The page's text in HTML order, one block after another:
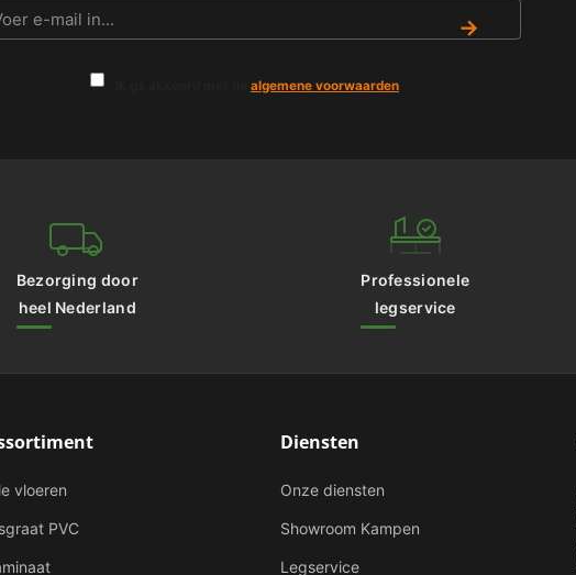
→
algemene voorwaarden
Bezorging door
heel Nederland
Professionele
legservice
vloeren
PVC
Diensten
Onze diensten
Showroom Kampen
Legservice